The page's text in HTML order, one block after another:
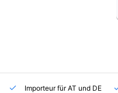
Importeur für AT und DE